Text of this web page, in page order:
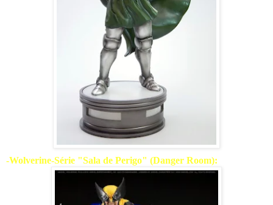
-Wolverine-Série "Sala de Perigo" (Danger Room):